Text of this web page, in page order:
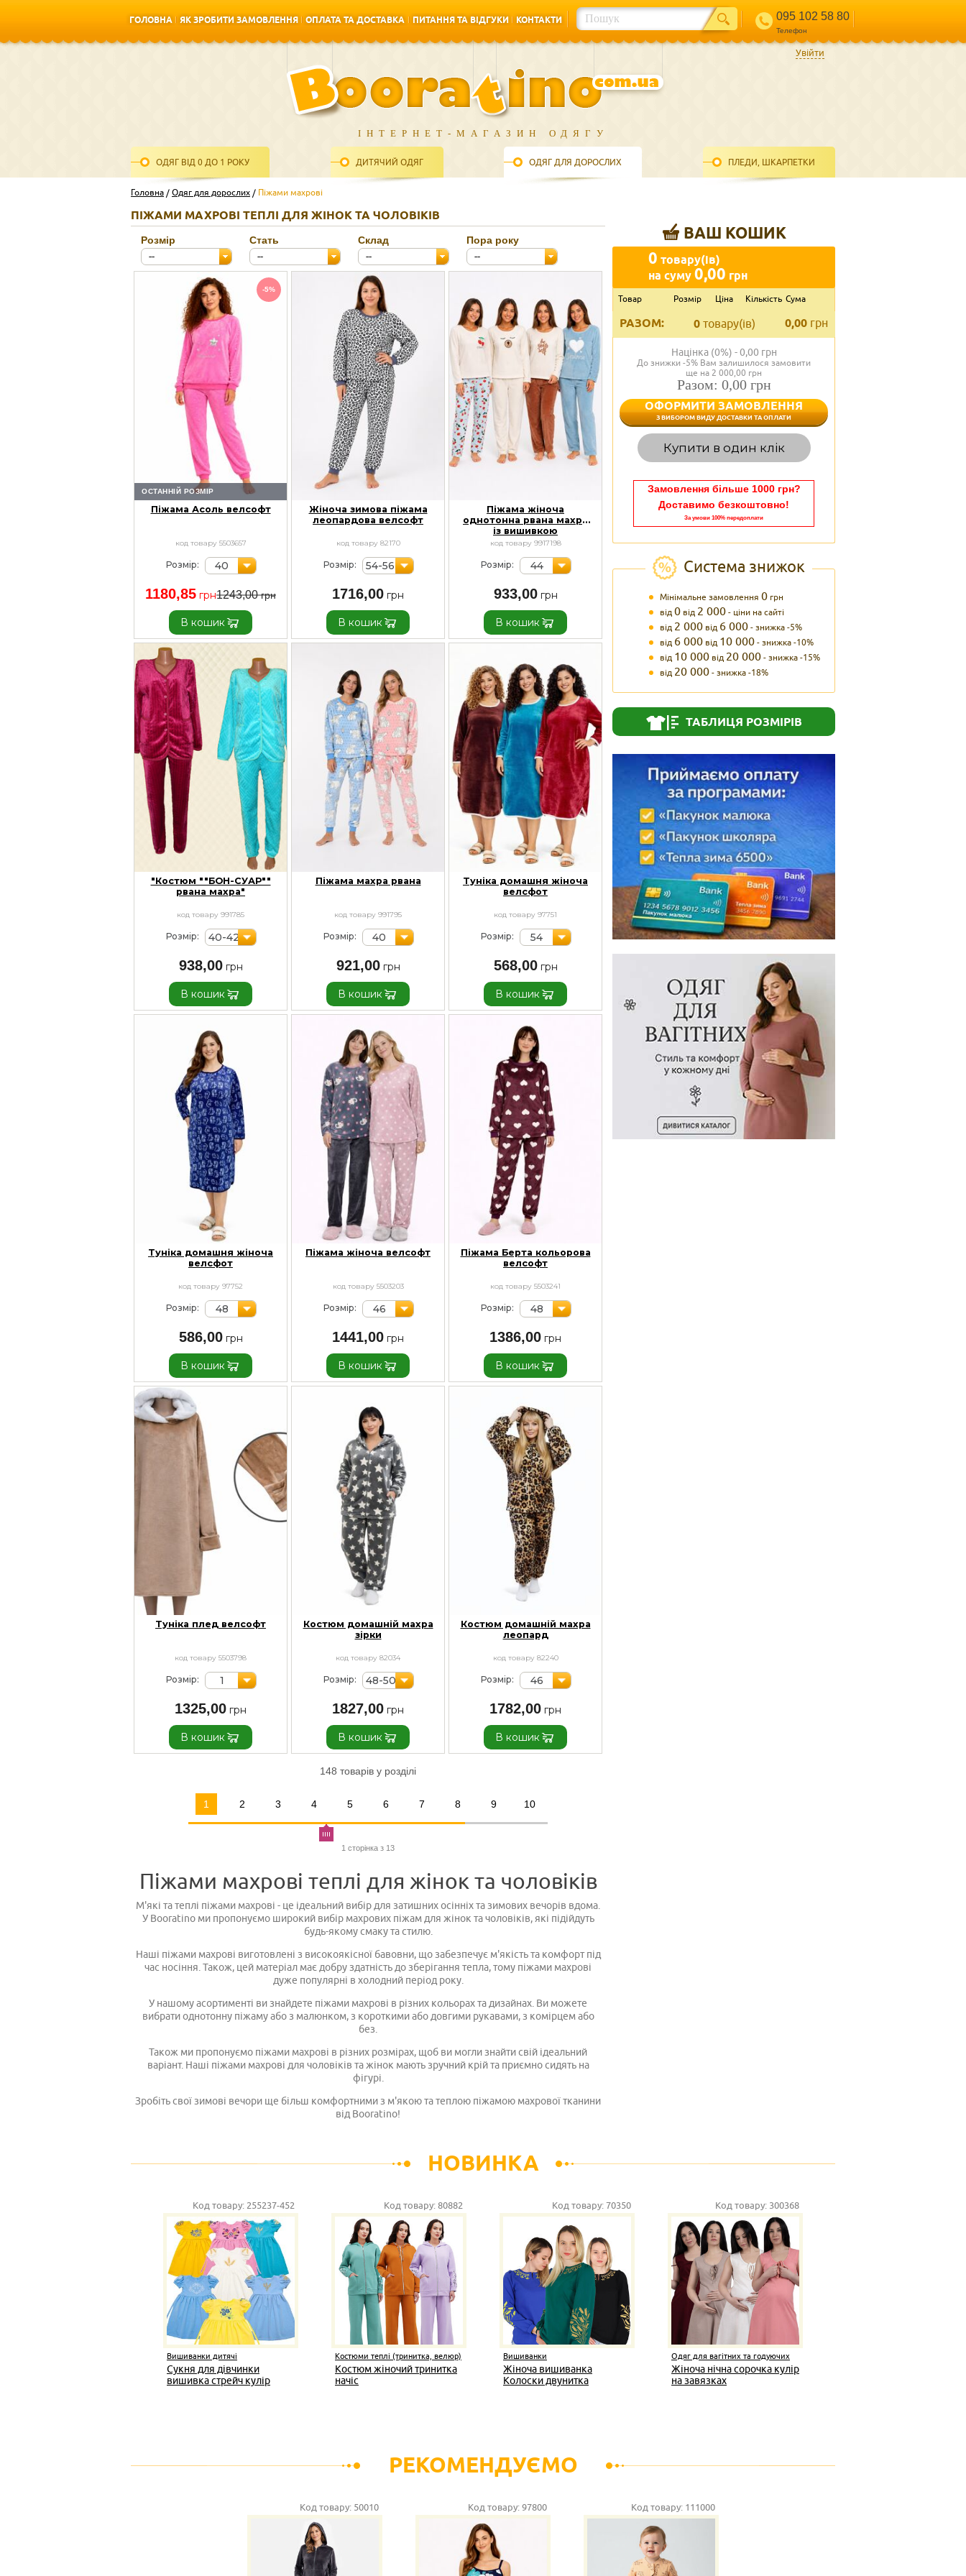
ГОЛОВНА
ЯК ЗРОБИТИ ЗАМОВЛЕННЯ
ОПЛАТА ТА ДОСТАВКА
ПИТАННЯ ТА ВІДГУКИ
КОНТАКТИ
095 102 58 80
Телефон
ІНТЕРНЕТ-МАГАЗИН ОДЯГУ
ОДЯГ ВІД 0 ДО 1 РОКУ ДИТЯЧИЙ ОДЯГ ОДЯГ ДЛЯ ДОРОСЛИХ ПЛЕДИ, ШКАРПЕТКИ
Увійти
Головна Одяг для дорослих Піжами махрові
ПІЖАМИ МАХРОВІ ТЕПЛІ ДЛЯ ЖІНОК ТА ЧОЛОВІКІВ
ВАШ КОШИК
0 товару(ів)
на суму0,00 грн
Товар Розмір Ціна Кількість Сума
РАЗОМ: 0,00 грн
0 товару(ів)
Націнка (0%) -0,00 грн
До знижки -5% Вам залишилося замовити
ще на 2 000,00 грн
Разом: 0,00 грн
ОФОРМИТИ ЗАМОВЛЕННЯ
З ВИБОРОМ ВИДУ ДОСТАВКИ ТА ОПЛАТИ
Купити в один клік
Замовлення більше 1000 грн?
Доставимо безкоштовно!
За умови 100% передоплати
Система знижок
Мінімальне замовлення 0 грн
від0 від 2 000- ціни на сайті
від 2 000 від 6 000- знижка -5%
від 6 000 від 10 000- знижка -10%
від 10 000 від 20 000- знижка -15%
від 20 000- знижка -18%
ТАБЛИЦЯ РОЗМІРІВ
Розмір
--
Стать
--
Склад
--
Пора року
--
ОСТАННІЙ РОЗМІР
-5%
Піжама Асоль велсофт
код товару 5503657
Розмір: 40
1180,85 1243,00
В кошик
Жіноча зимова піжама
леопардова велсофт
код товару 82170
Розмір: 54-56
1716,00
В кошик
Піжама жіноча
однотонна рвана махра
із вишивкою
код товару 9917198
Розмір: 44
933,00
В кошик
"Костюм ""БОН-СУАР""
рвана махра"
код товару 991785
Розмір: 40-42
938,00
В кошик
Піжама махра рвана
код товару 991795
Розмір: 40
921,00
В кошик
Туніка домашня жіноча
велсфот
код товару 97751
Розмір: 54
568,00
В кошик
Туніка домашня жіноча
велсфот
код товару 97752
Розмір: 48
586,00
В кошик
Піжама жіноча велсофт
код товару 5503203
Розмір: 46
1441,00
В кошик
Піжама Берта кольорова
велсофт
код товару 5503241
Розмір: 48
1386,00
В кошик
Туніка плед велсофт
код товару 5503798
Розмір: 1
1325,00
В кошик
Костюм домашній махра
зірки
код товару 82034
Розмір: 48-50
1827,00
В кошик
Костюм домашній махра
леопард
код товару 82240
Розмір: 46
1782,00
В кошик
148 товарів у розділі
1 2 3 4 5 6 7 8 9 10
1 сторінка з 13
Піжами махрові теплі для жінок та чоловіків
М'які та теплі піжами махрові - це ідеальний вибір для затишних осінніх та зимових вечорів вдома.
У Booratino ми пропонуємо широкий вибір махрових піжам для жінок та чоловіків, які підійдуть
будь-якому смаку та стилю.
Наші піжами махрові виготовлені з високоякісної бавовни, що забезпечує м'якість та комфорт під
час носіння. Також, цей матеріал має добру здатність до зберігання тепла, тому піжами махрові
дуже популярні в холодний період року.
У нашому асортименті ви знайдете піжами махрові в різних кольорах та дизайнах. Ви можете
вибрати однотонну піжаму або з малюнком, з короткими або довгими рукавами, з комірцем або
без.
Також ми пропонуємо піжами махрові в різних розмірах, щоб ви могли знайти свій ідеальний
варіант. Наші піжами махрові для чоловіків та жінок мають зручний крій та приємно сидять на
фігурі.
Зробіть свої зимові вечори ще більш комфортними з м'якою та теплою піжамою махрової тканини
від Booratino!
НОВИНКА
Код товару: 255237-452
Вишиванки дитячі
Сукня для дівчинки
вишивка стрейч кулір
Код товару:80882
Костюми теплі (тринитка, велюр)
Костюм жіночий тринитка
начіс
Код товару:70350
Вишиванки
Жіноча вишиванка
Колоски двунитка
Код товару: 300368
Одяг для вагітних та годуючих
жінок
Жіноча нічна сорочка кулір
на завязках
РЕКОМЕНДУЄМО
Код товару: 50010 Код товару:97800 Код товару: 111000